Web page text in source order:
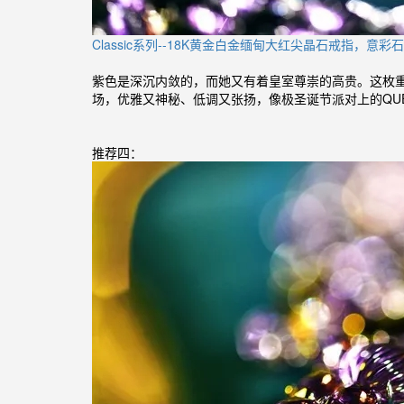
Classic系列--18K黄金白金缅甸大红尖晶石戒指，意彩
紫色是深沉内敛的，而她又有着皇室尊崇的高贵。这
场，优雅又神秘、低调又张扬，像极圣诞节派对上的
推荐四：